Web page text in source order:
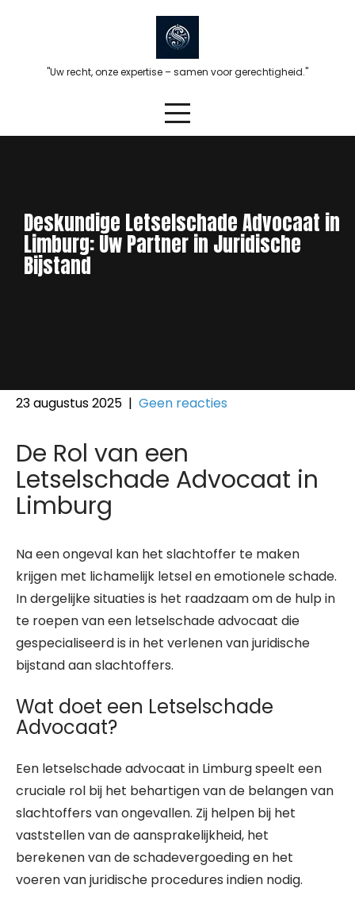
"Uw recht, onze expertise – samen voor gerechtigheid."
Deskundige Letselschade Advocaat in
Limburg: Uw Partner in Juridische
Bijstand
23 augustus 2025 | Geen reacties
De Rol van een
Letselschade Advocaat in
Limburg
Na een ongeval kan het slachtoffer te maken
krijgen met lichamelijk letsel en emotionele schade.
In dergelijke situaties is het raadzaam om de hulp in
te roepen van een letselschade advocaat die
gespecialiseerd is in het verlenen van juridische
bijstand aan slachtoffers.
Wat doet een Letselschade
Advocaat?
Een letselschade advocaat in Limburg speelt een
cruciale rol bij het behartigen van de belangen van
slachtoffers van ongevallen. Zij helpen bij het
vaststellen van de aansprakelijkheid, het
berekenen van de schadevergoeding en het
voeren van juridische procedures indien nodig.